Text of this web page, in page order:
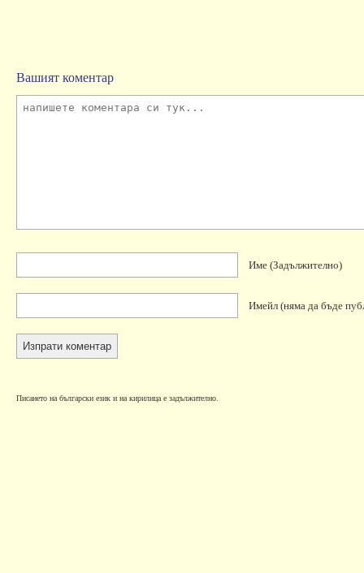
Вашият коментар
Име (задължително)
Имейл (няма да бъде
Писането на български език и на кирилица е задължително.